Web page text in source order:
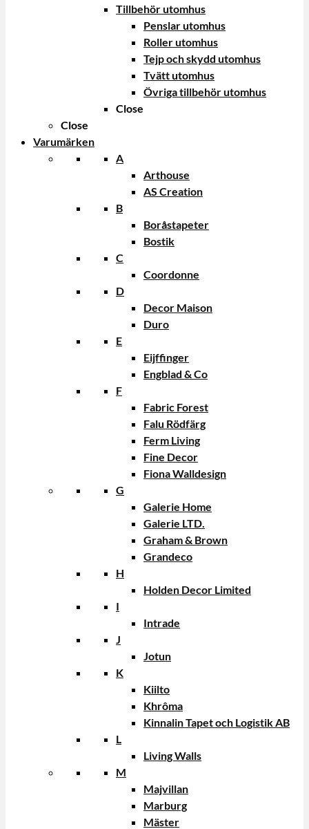
Tillbehör utomhus
Penslar utomhus
Roller utomhus
Tejp och skydd utomhus
Tvätt utomhus
Övriga tillbehör utomhus
Close
Close
Varumärken
A
Arthouse
AS Creation
B
Boråstapeter
Bostik
C
Coordonne
D
Decor Maison
Duro
E
Eijffinger
Engblad & Co
F
Fabric Forest
Falu Rödfärg
Ferm Living
Fine Decor
Fiona Walldesign
G
Galerie Home
Galerie LTD.
Graham & Brown
Grandeco
H
Holden Decor Limited
I
Intrade
J
Jotun
K
Kiilto
Khrôma
Kinnalin Tapet och Logistik AB
L
Living Walls
M
Majvillan
Marburg
Mäster